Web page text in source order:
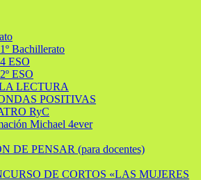
Bachillerato
ESO
ESO
LECTURA
POSITIVAS
RyC
Michael 4ever
DE PENSAR (para docentes)
DE CORTOS «LAS MUJERES